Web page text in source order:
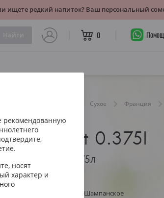
0
Сухое
Франция
Brut 0.375l
Рюинар Брют 0.375л
Белое Сухое Шампанское
носят
характер и
ищете редкий напиток? Ваш персональный